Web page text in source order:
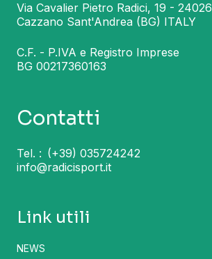
Via Cavalier Pietro Radici, 19 - 24026
Cazzano Sant'Andrea (BG) ITALY
C.F. - P.IVA e Registro Imprese
BG 00217360163
Contatti
Tel. : (+39) 035724242
info@radicisport.it
Link utili
NEWS